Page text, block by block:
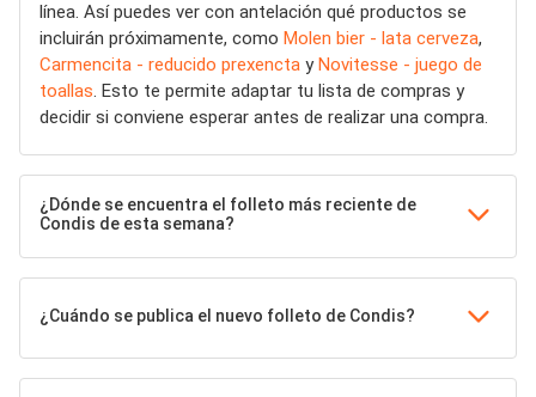
línea. Así puedes ver con antelación qué productos se
incluirán próximamente, como Molen bier - lata cerveza,
Carmencita - reducido prexencta yNovitesse - juego de
toallas. Esto te permite adaptar tu lista de compras y
decidir si conviene esperar antes de realizar una compra.
¿Dónde se encuentra el folleto más reciente de
Condis de esta semana?
¿Cuándo se publica el nuevo folleto de Condis?